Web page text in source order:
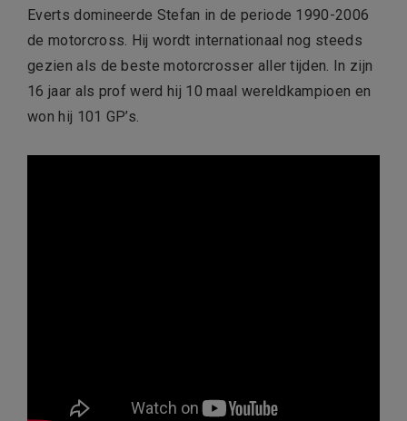
Everts domineerde Stefan in de periode 1990-2006
de motorcross. Hij wordt internationaal nog steeds
gezien als de beste motorcrosser aller tijden. In zijn
16 jaar als prof werd hij 10 maal wereldkampioen en
won hij 101 GP’s.